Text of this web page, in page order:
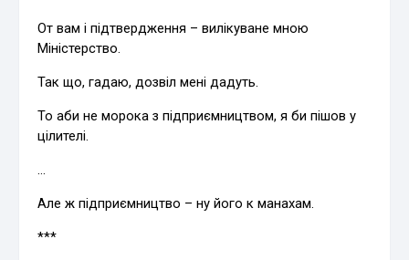
От вам і підтвердження – вилікуване мною
Міністерство.
Так що, гадаю, дозвіл мені дадуть.
То аби не морока з підприємництвом, я би пішов у
цілителі.
…
Але ж підприємництво – ну його к манахам.
***